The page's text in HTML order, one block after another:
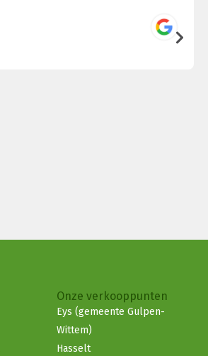
Onze verkooppunten
Eys (gemeente Gulpen-
Wittem)
Hasselt